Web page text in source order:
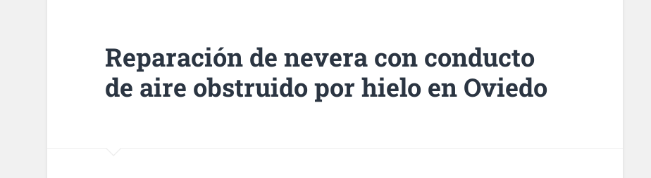
Reparación de nevera con conducto
de aire obstruido por hielo en Oviedo